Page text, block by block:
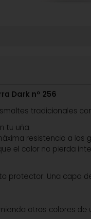
Dark nº 256
tradicionales
tu uña.
resistencia a los
el color no pierda
protector. Una capa
otros colores de